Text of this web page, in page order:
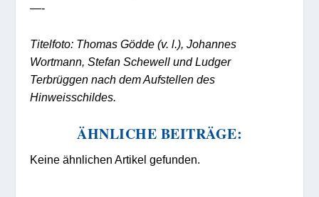
—-
Titelfoto: Thomas Gödde (v. l.), Johannes
Wortmann, Stefan Schewell und Ludger
Terbrüggen nach dem Aufstellen des
Hinweisschildes.
ÄHNLICHE BEITRÄGE:
Keine ähnlichen Artikel gefunden.